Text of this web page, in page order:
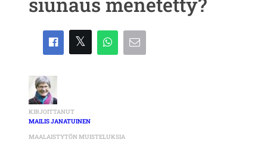
KIRJOITTANUT
MAILIS JANATUINEN
MAALAISTYTÖN MUISTELUKSIA